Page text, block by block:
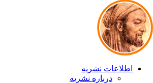
اطلاعات نشریه
درباره نشریه